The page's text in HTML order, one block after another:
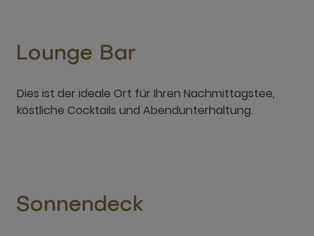
Lounge Bar
Dies ist der ideale Ort für Ihren Nachmittagstee,
köstliche Cocktails und Abendunterhaltung.
Sonnendeck